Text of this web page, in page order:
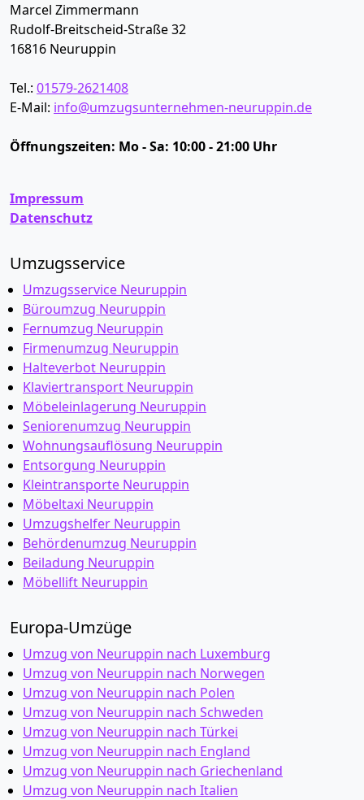
Marcel Zimmermann
Rudolf-Breitscheid-Straße 32
16816 Neuruppin
Tel.: 01579-2621408
E-Mail: info@umzugsunternehmen-neuruppin.de
Öffnungszeiten: Mo - Sa: 10:00 - 21:00 Uhr
Impressum
Datenschutz
Umzugsservice
Umzugsservice Neuruppin
Büroumzug Neuruppin
Fernumzug Neuruppin
Firmenumzug Neuruppin
Halteverbot Neuruppin
Klaviertransport Neuruppin
Möbeleinlagerung Neuruppin
Seniorenumzug Neuruppin
Wohnungsauflösung Neuruppin
Entsorgung Neuruppin
Kleintransporte Neuruppin
Möbeltaxi Neuruppin
Umzugshelfer Neuruppin
Behördenumzug Neuruppin
Beiladung Neuruppin
Möbellift Neuruppin
Europa-Umzüge
Umzug von Neuruppin nach Luxemburg
Umzug von Neuruppin nach Norwegen
Umzug von Neuruppin nach Polen
Umzug von Neuruppin nach Schweden
Umzug von Neuruppin nach Türkei
Umzug von Neuruppin nach England
Umzug von Neuruppin nach Griechenland
Umzug von Neuruppin nach Italien